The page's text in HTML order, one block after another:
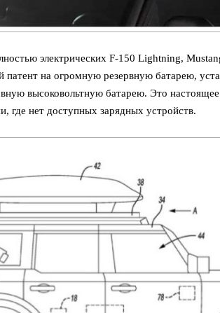
электрических F-150 Lightning,
патент на огромную резервную батарею,
высоковольтную батарею. Это
где нет доступных зарядных устройств.